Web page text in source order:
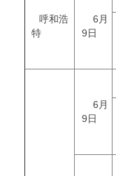
呼和浩
特
6月
9日
6月
9日